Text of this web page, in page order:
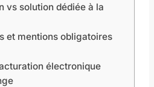
vs solution dédiée à la
et mentions obligatoires
électronique